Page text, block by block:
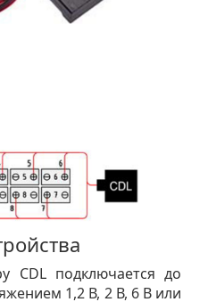
CDL подключается до
1,2 В, 2 В, 6 В или